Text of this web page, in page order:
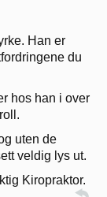
Han er
du
hos han i over
uten de
veldig lys ut.
Kiropraktor.